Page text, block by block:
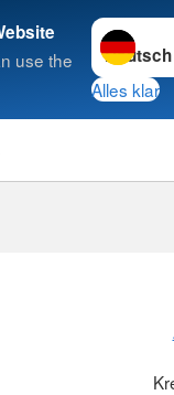
use the
Sprache
Alles klar